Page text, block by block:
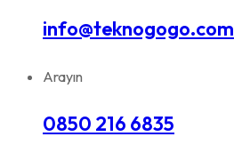
info@teknogogo.com
Arayın
0850 216 6835